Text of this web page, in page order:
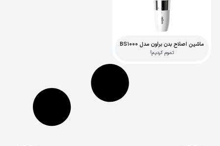
ماشین اصلاح بدن براون مدل BS1000
تموم کردیم!